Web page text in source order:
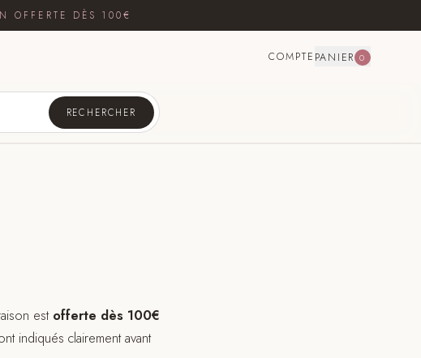
OFFERTE DÈS 100€
COMPTE PANIER 0
RECHERCHER
est offerte dès 100€
indiqués clairement avant